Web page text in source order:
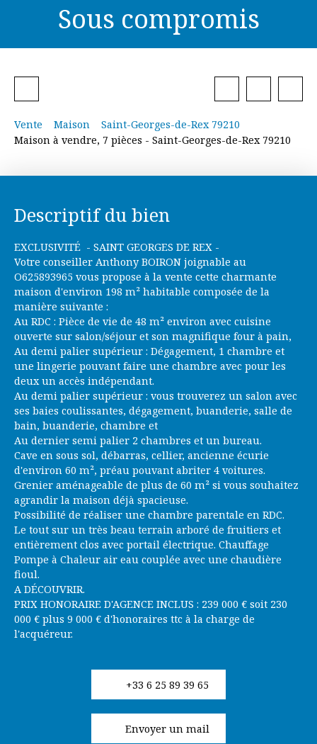
Sous compromis
Vente Maison
Saint-Georges-de-Rex 79210
Maison à vendre, 7 pièces - Saint-Georges-de-Rex 79210
Descriptif du bien
EXCLUSIVITÉ - SAINT GEORGES DE REX -
Votre conseiller Anthony BOIRON joignable au
O625893965 vous propose à la vente cette charmante
maison d'environ 198 m² habitable composée de la
manière suivante :
Au RDC : Pièce de vie de 48 m² environ avec cuisine
ouverte sur salon/séjour et son magnifique four à pain,
Au demi palier supérieur : Dégagement, 1 chambre et
une lingerie pouvant faire une chambre avec pour les
deux un accès indépendant.
Au demi palier supérieur : vous trouverez un salon avec
ses baies coulissantes, dégagement, buanderie, salle de
bain, buanderie, chambre et
Au dernier semi palier 2 chambres et un bureau.
Cave en sous sol, débarras, cellier, ancienne écurie
d'environ 60 m², préau pouvant abriter 4 voitures.
Grenier aménageable de plus de 60 m² si vous souhaitez
agrandir la maison déjà spacieuse.
Possibilité de réaliser une chambre parentale en RDC.
Le tout sur un très beau terrain arboré de fruitiers et
entièrement clos avec portail électrique. Chauffage
Pompe à Chaleur air eau couplée avec une chaudière
fioul.
A DÉCOUVRIR.
PRIX HONORAIRE D'AGENCE INCLUS : 239 000 € soit 230
000 € plus 9 000 € d'honoraires ttc à la charge de
l'acquéreur.
+33 6 25 89 39 65
Envoyer un mail